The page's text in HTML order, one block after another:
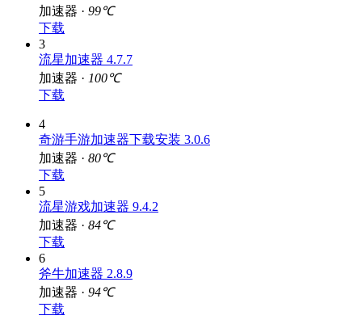
加速器 · 99℃
下载
3
流星加速器 4.7.7
加速器 · 100℃
下载
4
奇游手游加速器下载安装 3.0.6
加速器 · 80℃
下载
5
流星游戏加速器 9.4.2
加速器 · 84℃
下载
6
斧牛加速器 2.8.9
加速器 · 94℃
下载